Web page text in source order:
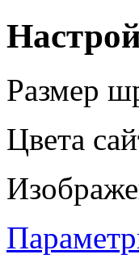
Размер
Цвета